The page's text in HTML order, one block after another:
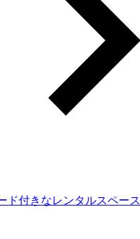
ド付きなレンタルスペース